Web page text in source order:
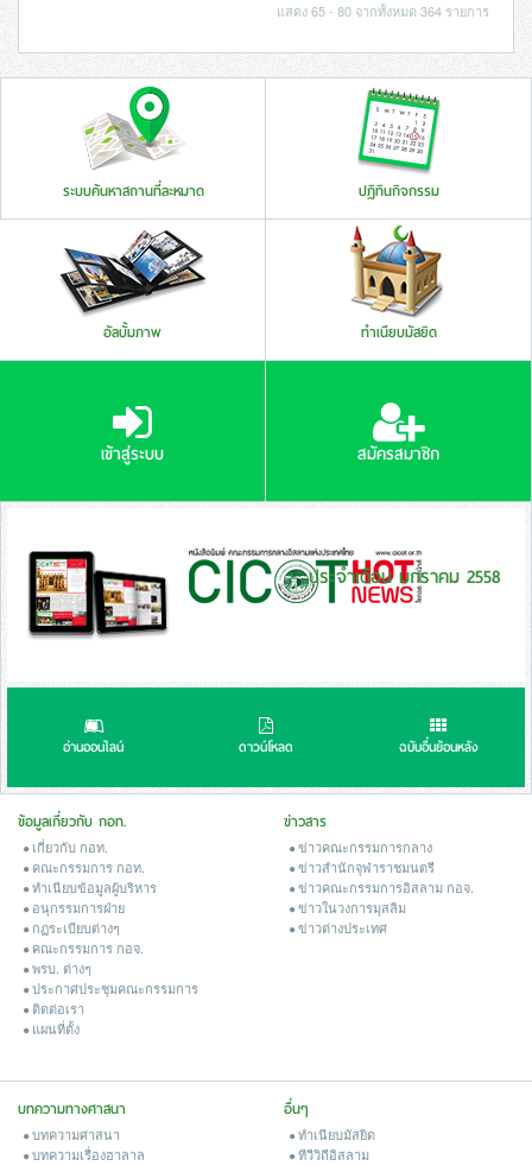
แสดง 65 - 80 จากทั้งหมด 364 รายการ
ระบบค้นหาสถานที่ละหมาด ปฏิทินกิจกรรม
อัลบั้มภาพ ทำเนียบมัสยิด
เข้าสู่ระบบ สมัครสมาชิก
ประจำเดือน มกราคม 2558
อ่านออนไลน์ ดาวน์โหลด ฉบับอื่นย้อนหลัง
ข้อมูลเกี่ยวกับ กอท.
เกี่ยวกับ กอท.
คณะกรรมการ กอท.
ทำเนียบข้อมูลผู้บริหาร
อนุกรรมการฝ่าย
กฏระเบียบต่างๆ
คณะกรรมการ กอจ.
พรบ. ต่างๆ
ประกาศประชุมคณะกรรมการ
ติดต่อเรา
แผนที่ตั้ง
ข่าวสาร
ข่าวคณะกรรมการกลาง
ข่าวสํานักจุฬาราชมนตรี
ข่าวคณะกรรมการอิสลาม กอจ.
ข่าวในวงการมุสลิม
ข่าวต่างประเทศ
บทความทางศาสนา
บทความศาสนา
บทความเรื่องฮาลาล
อื่นๆ
ทำเนียบมัสยิด
ทีวีวิถีอิสลาม